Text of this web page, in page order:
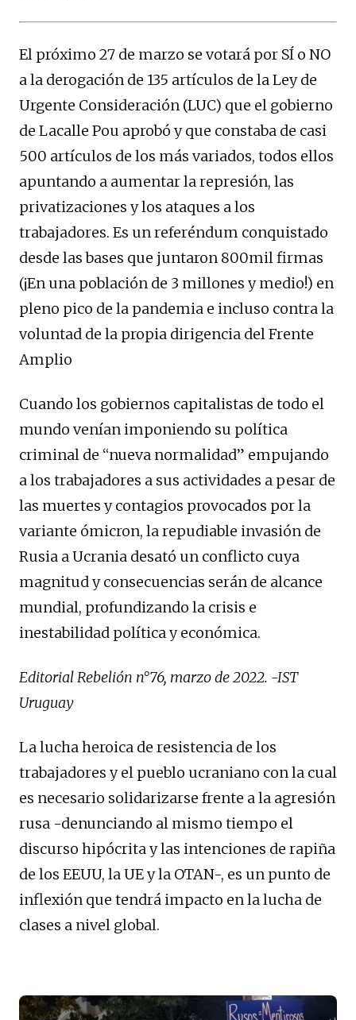
El próximo 27 de marzo se votará por SÍ o NO
a la derogación de 135 artículos de la Ley de
Urgente Consideración (LUC) que el gobierno
de Lacalle Pou aprobó y que constaba de casi
500 artículos de los más variados, todos ellos
apuntando a aumentar la represión, las
privatizaciones y los ataques a los
trabajadores. Es un referéndum conquistado
desde las bases que juntaron 800mil firmas
(¡En una población de 3 millones y medio!) en
pleno pico de la pandemia e incluso contra la
voluntad de la propia dirigencia del Frente
Amplio
Cuando los gobiernos capitalistas de todo el
mundo venían imponiendo su política
criminal de “nueva normalidad” empujando
a los trabajadores a sus actividades a pesar de
las muertes y contagios provocados por la
variante ómicron, la repudiable invasión de
Rusia a Ucrania desató un conflicto cuya
magnitud y consecuencias serán de alcance
mundial, profundizando la crisis e
inestabilidad política y económica.
Editorial Rebelión n°76, marzo de 2022. -IST
Uruguay
La lucha heroica de resistencia de los
trabajadores y el pueblo ucraniano con la cual
es necesario solidarizarse frente a la agresión
rusa -denunciando al mismo tiempo el
discurso hipócrita y las intenciones de rapiña
de los EEUU, la UE y la OTAN-, es un punto de
inflexión que tendrá impacto en la lucha de
clases a nivel global.